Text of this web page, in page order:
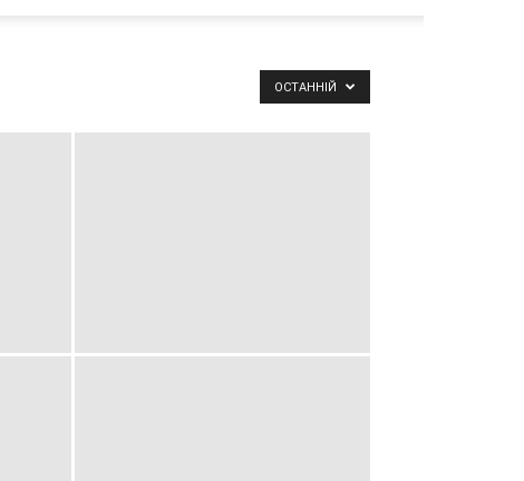
ОСТАННІЙ